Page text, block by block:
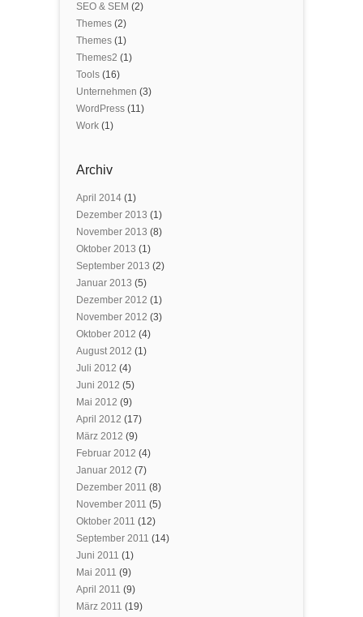
SEO & SEM (2)
Themes (2)
Themes (1)
Themes2 (1)
Tools (16)
Unternehmen (3)
WordPress (11)
Work (1)
Archiv
April 2014 (1)
Dezember 2013 (1)
November 2013 (8)
Oktober 2013 (1)
September 2013 (2)
Januar 2013 (5)
Dezember 2012 (1)
November 2012 (3)
Oktober 2012 (4)
August 2012 (1)
Juli 2012 (4)
Juni 2012 (5)
Mai 2012 (9)
April 2012 (17)
März 2012 (9)
Februar 2012 (4)
Januar 2012 (7)
Dezember 2011 (8)
November 2011 (5)
Oktober 2011 (12)
September 2011 (14)
Juni 2011 (1)
Mai 2011 (9)
April 2011 (9)
März 2011 (19)